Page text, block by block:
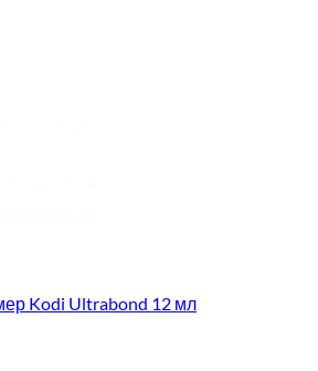
Kodi Ultrabond 12 мл